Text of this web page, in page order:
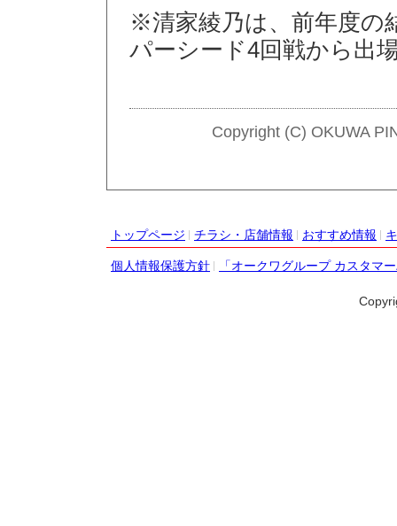
※清家綾乃は、前年度の
パーシード4回戦から出
Copyright (C) OKUWA
トップページ チラシ・店舗情報 おすすめ情報
個人情報保護方針 「オークワグループ カスタマ